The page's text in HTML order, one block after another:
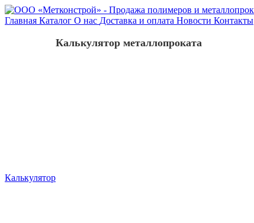
Главная Каталог О нас Доставка и оплата Новости Контакты
Калькулятор
Калькулятор металлопроката